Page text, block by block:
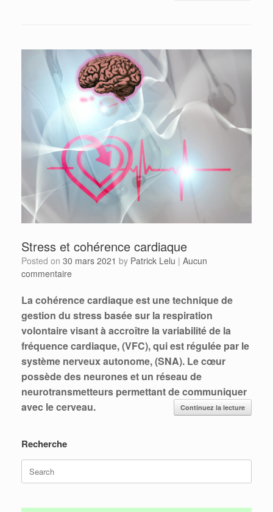
Stress et cohérence cardiaque
Posted on 30 mars 2021 by Patrick Lelu | Aucun
commentaire
La cohérence cardiaque est une technique de
gestion du stress basée sur la respiration
volontaire visant à accroître la variabilité de la
fréquence cardiaque, (VFC), qui est régulée par le
système nerveux autonome, (SNA). Le cœur
possède des neurones et un réseau de
neurotransmetteurs permettant de communiquer
avec le cerveau.
Continuez la lecture
Recherche
Search
for: